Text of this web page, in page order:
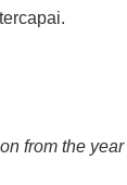
from the